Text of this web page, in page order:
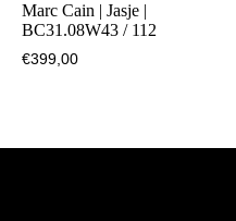
Marc Cain | Jasje |
BC31.08W43 / 112
€399,00